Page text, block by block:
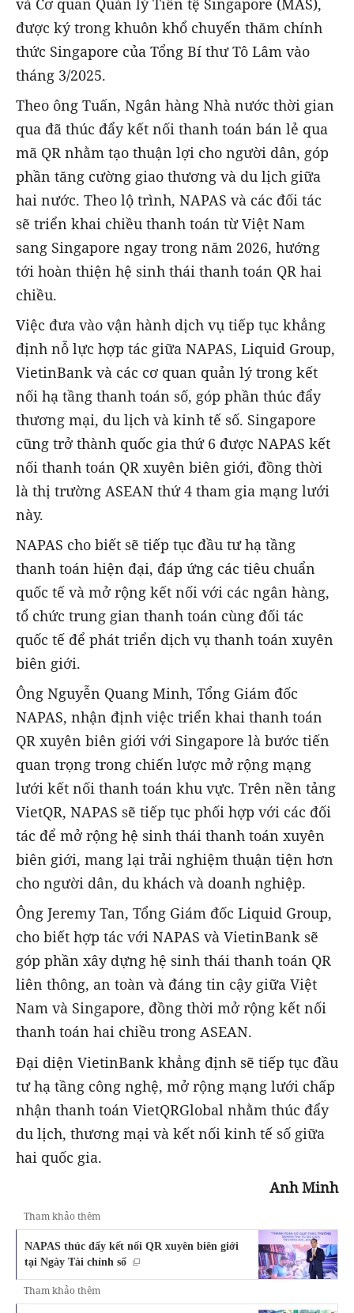
được ký trong khuôn khổ chuyến thăm chính
thức Singapore của Tổng Bí thư Tô Lâm vào
tháng 3/2025.
Theo ông Tuấn, Ngân hàng Nhà nước thời gian
qua đã thúc đẩy kết nối thanh toán bán lẻ qua
mã QR nhằm tạo thuận lợi cho người dân, góp
phần tăng cường giao thương và du lịch giữa
hai nước. Theo lộ trình, NAPAS và các đối tác
sẽ triển khai chiều thanh toán từ Việt Nam
sang Singapore ngay trong năm 2026, hướng
tới hoàn thiện hệ sinh thái thanh toán QR hai
chiều.
Việc đưa vào vận hành dịch vụ tiếp tục khẳng
định nỗ lực hợp tác giữa NAPAS, Liquid Group,
VietinBank và các cơ quan quản lý trong kết
nối hạ tầng thanh toán số, góp phần thúc đẩy
thương mại, du lịch và kinh tế số. Singapore
cũng trở thành quốc gia thứ 6 được NAPAS kết
nối thanh toán QR xuyên biên giới, đồng thời
là thị trường ASEAN thứ 4 tham gia mạng lưới
này.
NAPAS cho biết sẽ tiếp tục đầu tư hạ tầng
thanh toán hiện đại, đáp ứng các tiêu chuẩn
quốc tế và mở rộng kết nối với các ngân hàng,
tổ chức trung gian thanh toán cùng đối tác
quốc tế để phát triển dịch vụ thanh toán xuyên
biên giới.
Ông Nguyễn Quang Minh, Tổng Giám đốc
NAPAS, nhận định việc triển khai thanh toán
QR xuyên biên giới với Singapore là bước tiến
quan trọng trong chiến lược mở rộng mạng
lưới kết nối thanh toán khu vực. Trên nền tảng
VietQR, NAPAS sẽ tiếp tục phối hợp với các đối
tác để mở rộng hệ sinh thái thanh toán xuyên
biên giới, mang lại trải nghiệm thuận tiện hơn
cho người dân, du khách và doanh nghiệp.
Ông Jeremy Tan, Tổng Giám đốc Liquid Group,
cho biết hợp tác với NAPAS và VietinBank sẽ
góp phần xây dựng hệ sinh thái thanh toán QR
liên thông, an toàn và đáng tin cậy giữa Việt
Nam và Singapore, đồng thời mở rộng kết nối
thanh toán hai chiều trong ASEAN.
Đại diện VietinBank khẳng định sẽ tiếp tục đầu
tư hạ tầng công nghệ, mở rộng mạng lưới chấp
nhận thanh toán VietQRGlobal nhằm thúc đẩy
du lịch, thương mại và kết nối kinh tế số giữa
hai quốc gia.
Anh Minh
Tham khảo thêm
NAPAS thúc đẩy kết nối QR xuyên biên giới
tại Ngày Tài chính số
Tham khảo thêm